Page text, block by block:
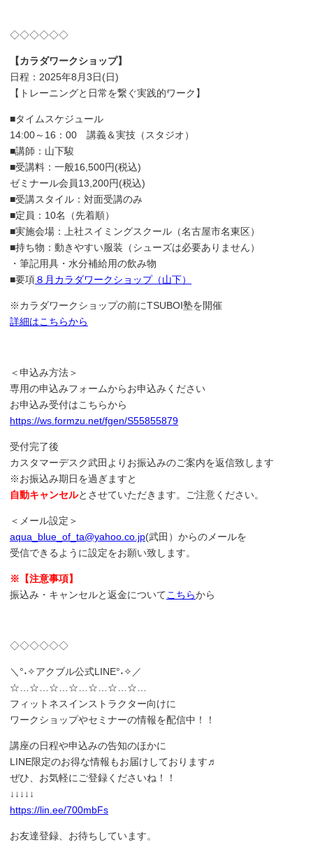
◇◇◇◇◇◇
【カラダワークショップ】
日程：2025年8月3日(日)
【トレーニングと日常を繋ぐ実践的ワーク】
■タイムスケジュール
14:00～16：00 講義＆実技（スタジオ）
■講師：山下駿
■受講料：一般16,500円(税込)
ゼミナール会員13,200円(税込)
■受講スタイル：対面受講のみ
■定員：10名（先着順）
■実施会場：上社スイミングスクール（名古屋市名東区）
■持ち物：動きやすい服装（シューズは必要ありません）
・筆記用具・水分補給用の飲み物
■要項８月カラダワークショップ（山下）
※カラダワークショップの前にTSUBOI塾を開催
詳細はこちらから
＜申込み方法＞
専用の申込みフォームからお申込みください
お申込み受付はこちらから
https://ws.formzu.net/fgen/S55855879
受付完了後
カスタマーデスク武田よりお振込みのご案内を返信致します
※お振込み期日を過ぎますと
自動キャンセルとさせていただきます。ご注意ください。
＜メール設定＞
aqua_blue_of_ta@yahoo.co.jp(武田）からのメールを
受信できるように設定をお願い致します。
※【注意事項】
振込み・キャンセルと返金についてこちらから
◇◇◇◇◇◇
＼°˖✧アクブル公式LINE°˖✧／
☆…☆…☆…☆…☆…☆…☆…
フィットネスインストラクター向けに
ワークショップやセミナーの情報を配信中！！
講座の日程や申込みの告知のほかに
LINE限定のお得な情報もお届けしております♬
ぜひ、お気軽にご登録くださいね！！
↓↓↓↓↓
https://lin.ee/700mbFs
お友達登録、お待ちしています。